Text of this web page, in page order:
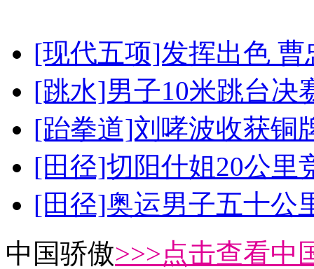
[现代五项]发挥出色
[跳水]男子10米跳台决
[跆拳道]刘哮波收获铜
[田径]切阳什姐20公里
[田径]奥运男子五十公
中国骄傲>>>点击查看中